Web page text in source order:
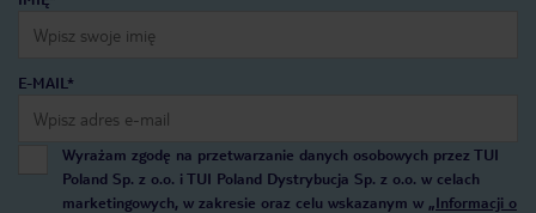
E-MAIL*
Wyrażam zgodę na przetwarzanie danych osobowych przez TUI
Poland Sp. z o.o. i TUI Poland Dystrybucja Sp. z o.o. w celach
marketingowych, w zakresie oraz celu wskazanym w „Informacji o